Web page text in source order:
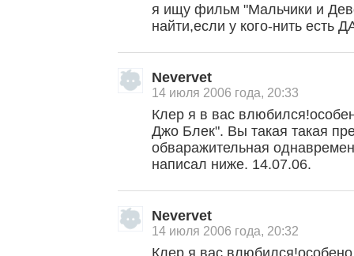
я ищу фильм "Мальчики и
найти,если у кого-нить
Nevervet
14 июля 2006 года, 20:33
Клер я в вас
Джо Блек". Вы такая такая
обваражительная
написал ниже. 14.07.06.
Nevervet
14 июля 2006 года, 20:32
Клер я вас